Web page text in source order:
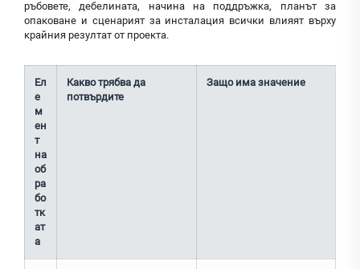
ръбовете, дебелината, начина на поддръжка, планът за
опаковане и сценарият за инсталация всички влияят върху
крайния резултат от проекта.
Ел
е
м
ен
т
на
об
ра
бо
тк
ат
а
Какво трябва да
потвърдите
Защо има значение